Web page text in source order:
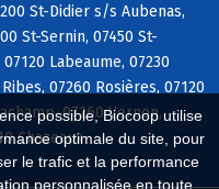
possible, Biocoop utilise
optimale du site, pour
le trafic et la performance
personnalisée en toute
St-Didier s/s Aubenas,
St-Sernin, 07450 St-
Labeaume, 07230
07260 Rosières, 07120
07260 Vernon,
Chazeaux